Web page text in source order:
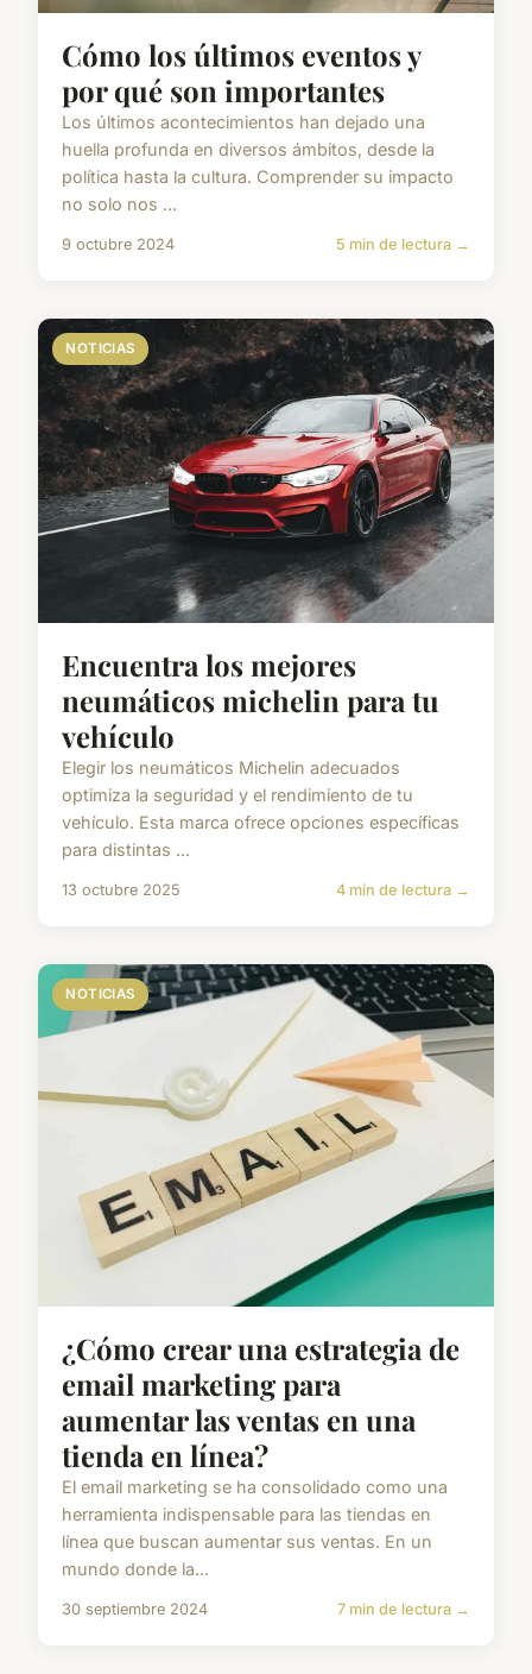
Cómo los últimos eventos y
por qué son importantes
Los últimos acontecimientos han dejado una
huella profunda en diversos ámbitos, desde la
política hasta la cultura. Comprender su impacto
no solo nos ...
9 octubre 2024 5 min de lectura →
NOTICIAS
Encuentra los mejores
neumáticos michelin para tu
vehículo
Elegir los neumáticos Michelin adecuados
optimiza la seguridad y el rendimiento de tu
vehículo. Esta marca ofrece opciones específicas
para distintas ...
13 octubre 2025 4 min de lectura →
NOTICIAS
¿Cómo crear una estrategia de
email marketing para
aumentar las ventas en una
tienda en línea?
El email marketing se ha consolidado como una
herramienta indispensable para las tiendas en
línea que buscan aumentar sus ventas. En un
mundo donde la...
30 septiembre 2024 7 min de lectura →